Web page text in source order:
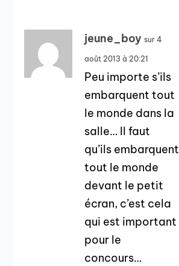
jeune_boy sur 4
août 2013 à 20:21
Peu importe s’ils
embarquent tout
le monde dans la
salle… Il faut
qu’ils embarquent
tout le monde
devant le petit
écran, c’est cela
qui est important
pour le
concours…